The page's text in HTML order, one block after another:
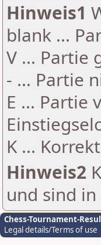
Hinweis1
blank ...
V ... Partie
- ... Partie
E ... Partie
K ...
Hinweis2
und sind
Chess-Tournament-
Legal details/Terms of use